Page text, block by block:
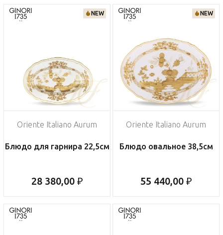
NEW
Oriente Italiano Aurum
Блюдо для гарнира 22,5см
28 380,00 ₽
NEW
Oriente Italiano Aurum
Блюдо овальное 38,5см
55 440,00 ₽